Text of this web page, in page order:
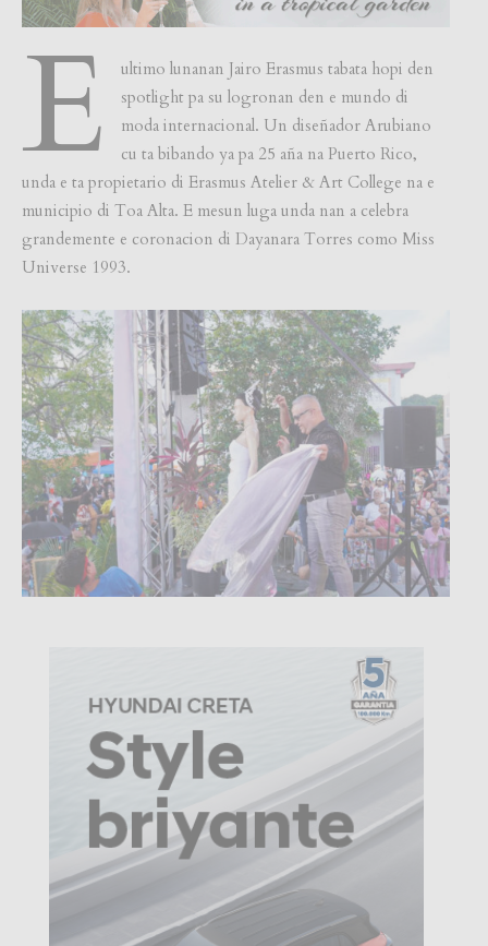
E
ultimo lunanan Jairo Erasmus tabata hopi den
spotlight pa su logronan den e mundo di
moda internacional. Un diseñador Arubiano
cu ta bibando ya pa 25 aña na Puerto Rico,
unda e ta propietario di Erasmus Atelier & Art College na e
municipio di Toa Alta. E mesun luga unda nan a celebra
grandemente e coronacion di Dayanara Torres como Miss
Universe 1993.